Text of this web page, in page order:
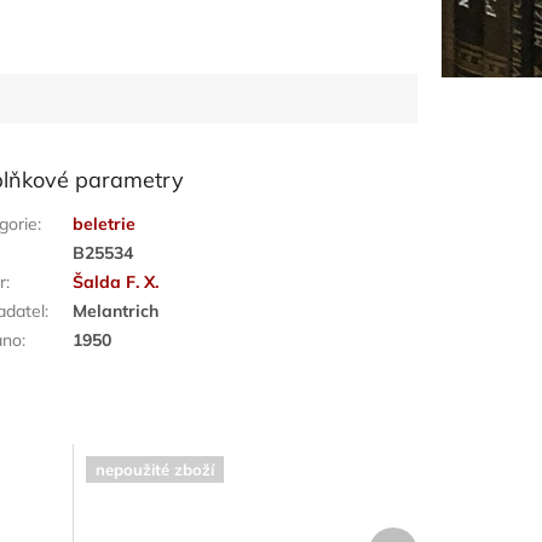
parametry
:
beletrie
B25534
:
Šalda F. X.
:
Melantrich
: 1950
nepoužité zboží